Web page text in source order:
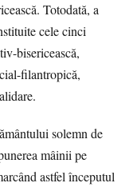
Totodată, a
cele cinci
bisericească,
filantropică,
solemn de
mâinii pe
astfel începutul